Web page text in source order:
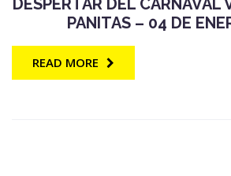
DESPERTAR DEL CARNAVAL
PANITAS – 04 DE
READ MORE